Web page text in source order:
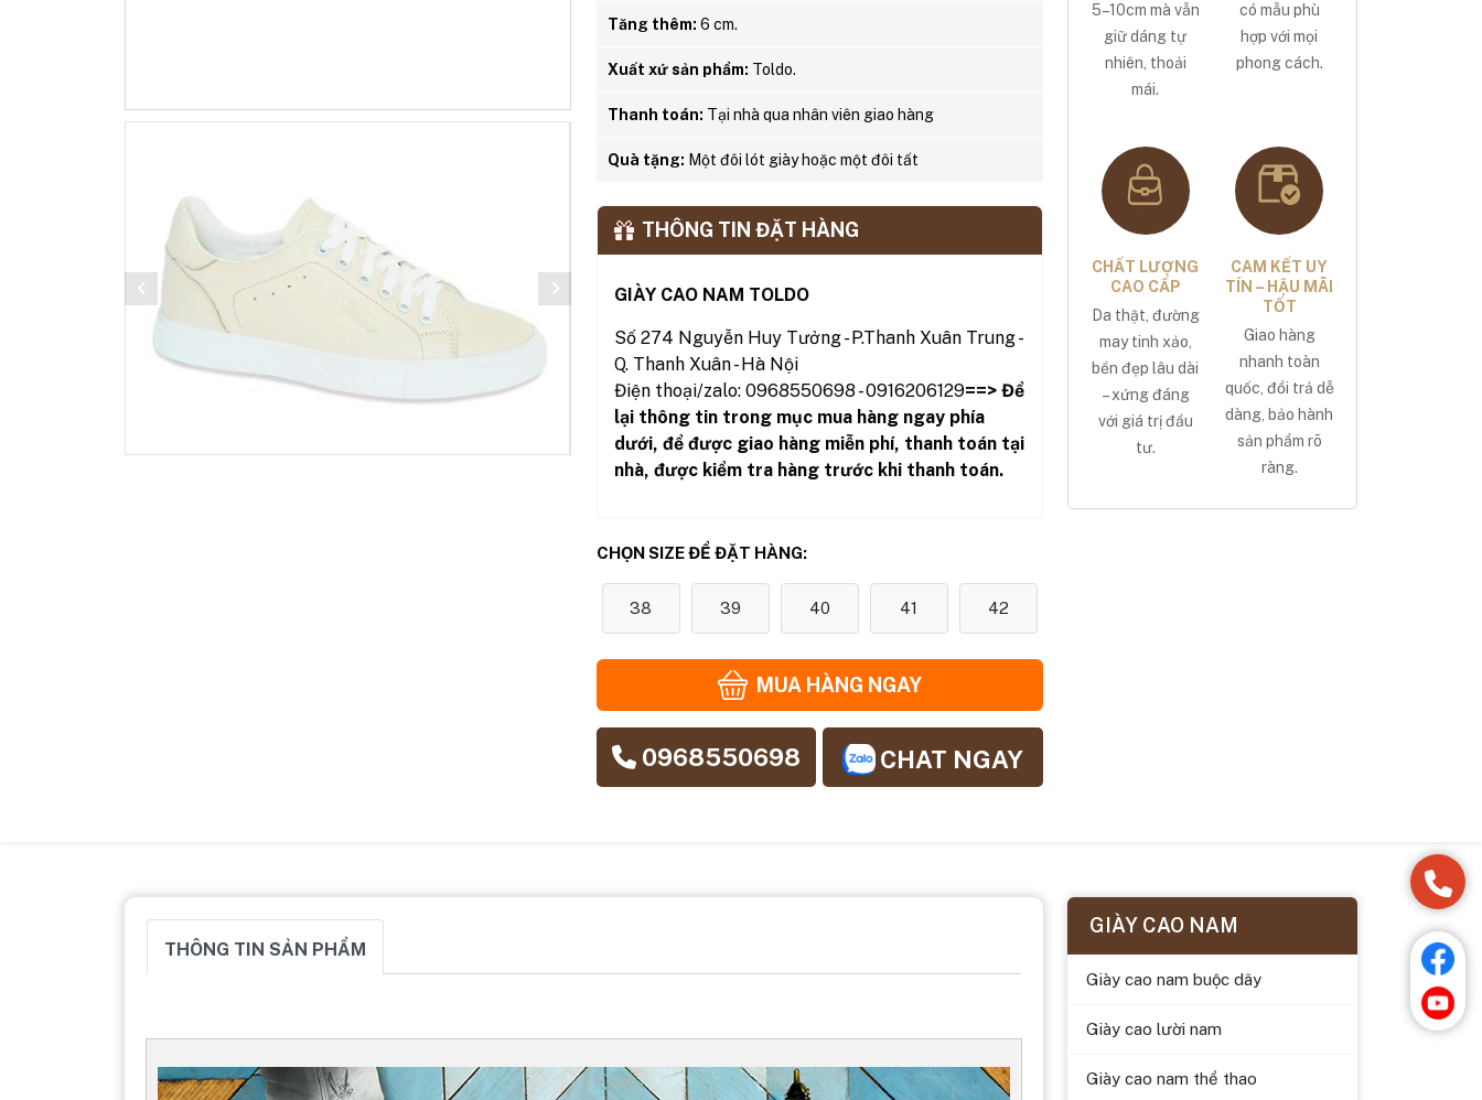
Tăng thêm: 6 cm.
Xuất xứ sản phẩm: Toldo.
Thanh toán: Tại nhà qua nhân viên giao hàng
Quà tặng: Một đôi lót giày hoặc một đôi tất
THÔNG TIN ĐẶT HÀNG
GIÀY CAO NAM TOLDO
Số 274 Nguyễn Huy Tưởng - P.Thanh Xuân Trung -
Q. Thanh Xuân - Hà Nội
Điện thoại/zalo: 0968550698 - 0916206129==> Để
lại thông tin trong mục mua hàng ngay phía
dưới, để được giao hàng miễn phí, thanh toán tại
nhà, được kiểm tra hàng trước khi thanh toán.
CHỌN SIZE ĐỂ ĐẶT HÀNG:
38 39 40 41 42
MUA HÀNG NGAY
0968550698 CHAT NGAY
5–10cm mà vẫn
giữ dáng tự
nhiên, thoải
mái.
có mẫu phù
hợp với mọi
phong cách.
CHẤT LƯỢNG
CAO CẤP
Da thật, đường
may tinh xảo,
bền đẹp lâu dài
– xứng đáng
với giá trị đầu
tư.
CAM KẾT UY
TÍN – HẬU MÃI
TỐT
Giao hàng
nhanh toàn
quốc, đổi trả dễ
dàng, bảo hành
sản phẩm rõ
ràng.
THÔNG TIN SẢN PHẨM
GIÀY CAO NAM
Giày cao nam buộc dây
Giày cao lười nam
Giày cao nam thể thao